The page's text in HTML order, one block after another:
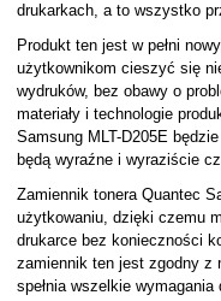
drukarkach, a to wszystko
Produkt ten jest w pełni
użytkownikom cieszyć się
wydruków, bez obawy o
materiały i technologie
Samsung MLT-D205E
będą wyraźne i wyraziście
Zamiennik tonera Quantec
użytkowaniu, dzięki czemu
drukarce bez konieczności
zamiennik ten jest zgodny z
spełnia wszelkie